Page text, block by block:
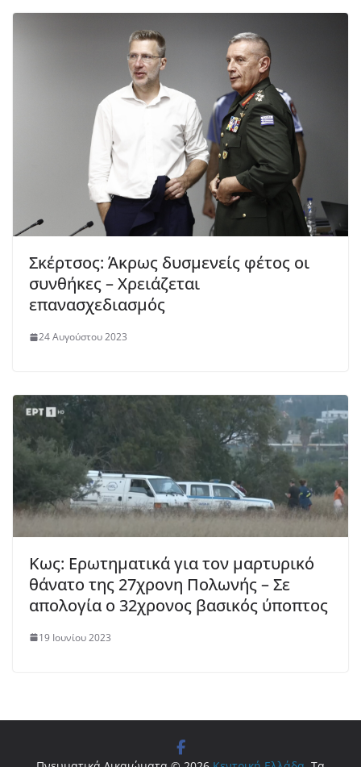
Σκέρτσος: Άκρως δυσμενείς φέτος οι
συνθήκες – Χρειάζεται
επανασχεδιασμός
24 Αυγούστου 2023
Κως: Ερωτηματικά για τον μαρτυρικό
θάνατο της 27χρονη Πολωνής – Σε
απολογία ο 32χρονος βασικός ύποπτος
19 Ιουνίου 2023